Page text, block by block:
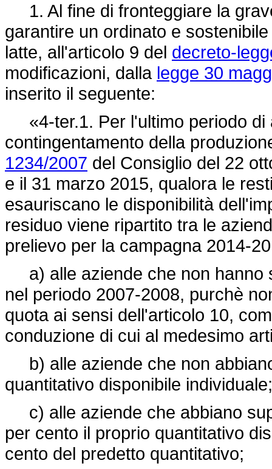
1. Al fine di fronteggiare la
garantire un ordinato e
latte, all'articolo 9 del decreto-
modificazioni, dalla legge 30
inserito il seguente:
«4-ter.1. Per l'ultimo periodo di
contingentamento della
1234/2007 del Consiglio del 22
e il 31 marzo 2015, qualora le
esauriscano le disponibilità
residuo viene ripartito tra le
prelievo per la campagna 2014-
a) alle aziende che non hanno
nel periodo 2007-2008, purchè
quota ai sensi dell'articolo 10,
conduzione di cui al medesimo
b) alle aziende che non
quantitativo disponibile individuale;
c) alle aziende che abbiano
per cento il proprio quantitativo
cento del predetto quantitativo;